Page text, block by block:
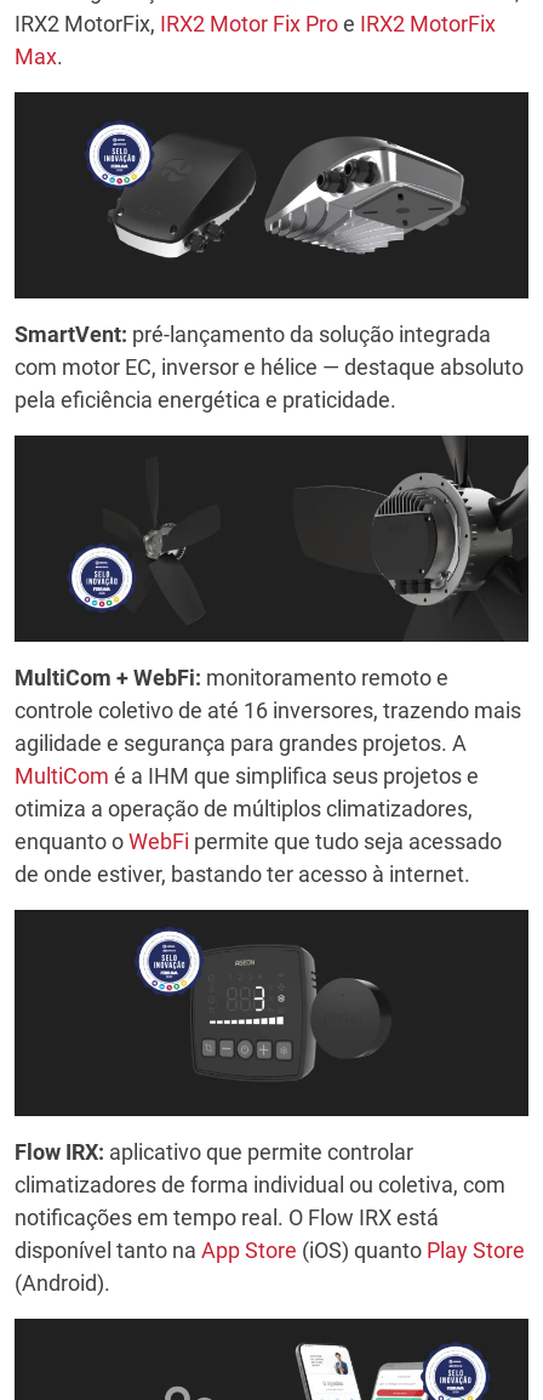
IRX2 MotorFix, IRX2 Motor Fix Proe IRX2 MotorFix
Max.
SmartVent: pré-lançamento da solução integrada
com motor EC, inversor e hélice — destaque absoluto
pela eficiência energética e praticidade.
MultiCom + WebFi: monitoramento remoto e
controle coletivo de até 16 inversores, trazendo mais
agilidade e segurança para grandes projetos. A
MultiCom é a IHM que simplifica seus projetos e
otimiza a operação de múltiplos climatizadores,
enquanto oWebFi permite que tudo seja acessado
de onde estiver, bastando ter acesso à internet.
Flow IRX: aplicativo que permite controlar
climatizadores de forma individual ou coletiva, com
notificações em tempo real. O Flow IRX está
disponível tanto na App Store (iOS) quanto Play Store
(Android).